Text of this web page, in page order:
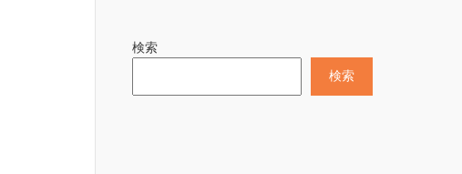
検索
検索